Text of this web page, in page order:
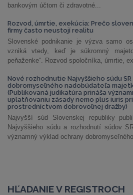
bankovým účtom či zdravotné...
Rozvod, úmrtie, exekúcia: Prečo
firmy často neustojí realitu
Slovenské podnikanie je výzva samo
vzniká vtedy, keď je súkromný
peňaženke“. Rozvod spoločníka, úmrtie,
Nové rozhodnutie Najvyššieho súdu
dobromyseľného nadobúdateľa
(Publikovaná judikatúra prináša
uplatňovaniu zásady nemo plus iuris
prostredníctvom dobrovoľnej dražby)
Najvyšší súd Slovenskej republiky
Najvyššieho súdu a rozhodnutí súdov
významný výklad ochrany
HĽADANIE V REGISTROCH